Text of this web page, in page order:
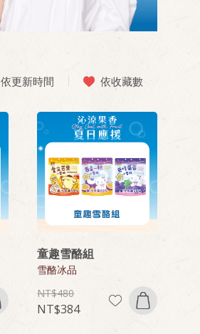
依更新時間 依收藏數
童趣雪酪組
雪酪冰品
480
384